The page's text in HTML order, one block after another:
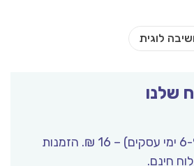
שלנו
קרובה לביתך (6-9 ימי עסקים) – 16 ₪. הזמנות